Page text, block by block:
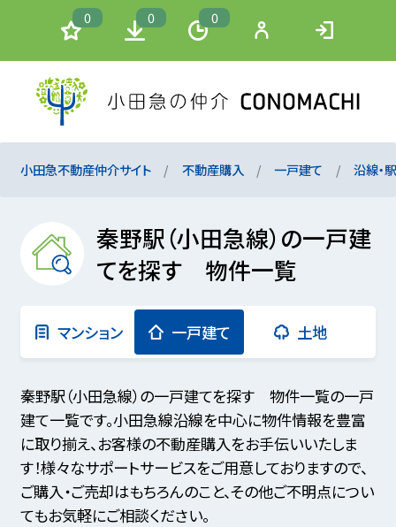
0 0 0
小田急不動産仲介サイト 不動産購入 一戸建て 沿線・
秦野駅（小田急線）の一戸建
てを探す 物件一覧
マンション 一戸建て 土地
秦野駅（小田急線）の一戸建てを探す 物件一覧の一戸
建て一覧です。小田急線沿線を中心に物件情報を豊富
に取り揃え、お客様の不動産購入をお手伝いいたしま
す！様々なサポートサービスをご用意しておりますので、
ご購入・ご売却はもちろんのこと、その他ご不明点につい
てもお気軽にご相談ください。